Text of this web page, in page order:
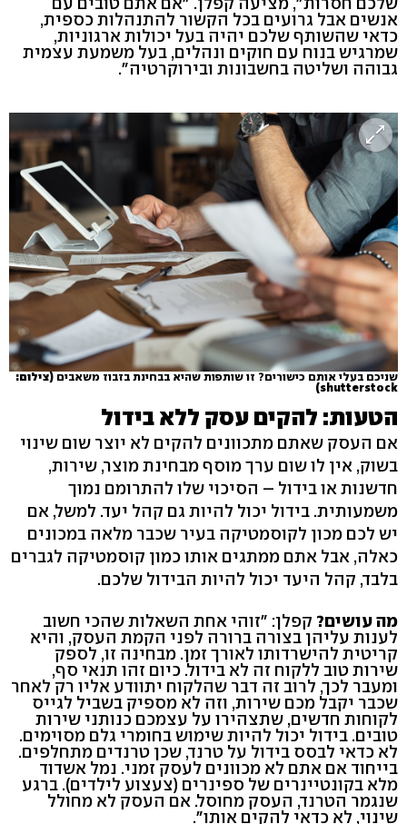
אנשים אבל גרועים בכל הקשור להתנהלות כספית,
כדאי שהשותף שלכם יהיה בעל יכולות ארגוניות,
שמרגיש בנוח עם חוקים ונהלים, בעל משמעת עצמית
גבוהה ושליטה בחשבונות ובירוקרטיה".
שניכם בעלי אותם כישורים? זו שותפות שהיא בבחינת בזבוז משאבים(צילום:
shutterstock)
הטעות: להקים עסק ללא בידול
אם העסק שאתם מתכוונים להקים לא יוצר שום שינוי
בשוק, אין לו שום ערך מוסף מבחינת מוצר, שירות,
חדשנות או בידול – הסיכוי שלו להתרומם נמוך
משמעותית. בידול יכול להיות גם קהל יעד. למשל, אם
יש לכם מכון לקוסמטיקה בעיר שכבר מלאה במכונים
כאלה, אבל אתם ממתגים אותו כמון קוסמטיקה לגברים
בלבד, קהל היעד יכול להיות הבידול שלכם.
מה עושים? קפלן: "זוהי אחת השאלות שהכי חשוב
לענות עליהן בצורה ברורה לפני הקמת העסק, והיא
קריטית להישרדותו לאורך זמן. מבחינה זו, לספק
שירות טוב ללקוח זה לא בידול. כיום זהו תנאי סף,
ומעבר לכך, לרוב זה דבר שהלקוח יתוודע אליו רק לאחר
שכבר יקבל מכם שירות, וזה לא מספיק בשביל לגייס
לקוחות חדשים, שתצהירו על עצמכם כנותני שירות
טובים. בידול יכול להיות שימוש בחומרי גלם מסוימים.
לא כדאי לבסס בידול על טרנד, שכן טרנדים מתחלפים.
בייחוד אם אתם לא מכוונים לעסק זמני. נמל אשדוד
מלא בקונטיינרים של ספינרים (צעצוע לילדים). ברגע
שנגמר הטרנד, העסק מחוסל. אם העסק לא מחולל
שינוי, לא כדאי להקים אותו".